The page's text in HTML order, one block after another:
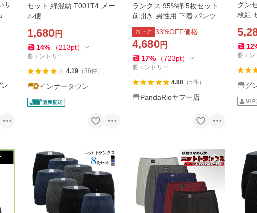
サ
4
C
セット 綿混紡 T001T4 メー
ル便
1,680円
14% （213pt）
要エントリー
4.19（36件）
インナータウン
ランクス 95%綿 5枚セット
前開き 男性用 下着 パンツ 3l
4l 抗菌防臭 吸汗速乾 大きい
サイズ 蒸れない LHT
おトク 33%OFF価格
4,680円
17% （723pt）
要エントリー
4.80（5件）
PandaRioヤフー店
グン
枚組
904
12
要エン
グ